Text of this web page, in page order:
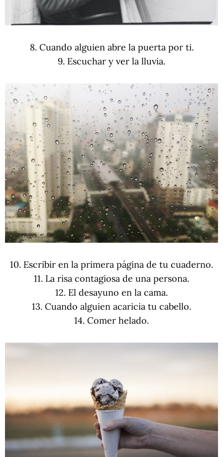
8. Cuando alguien abre la puerta por ti.
9. Escuchar y ver la lluvia.
10. Escribir en la primera página de tu cuaderno.
11. La risa contagiosa de una persona.
12. El desayuno en la cama.
13. Cuando alguien acaricia tu cabello.
14. Comer helado.